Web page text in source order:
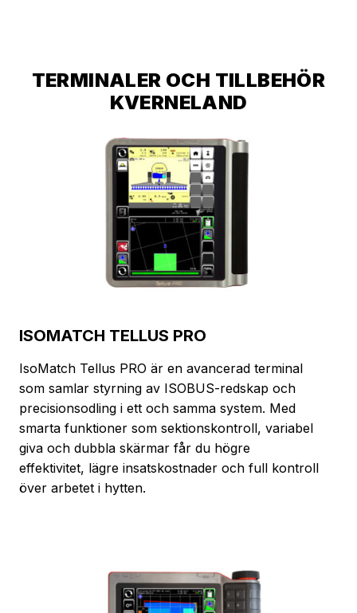
TERMINALER OCH TILLBEHÖR
KVERNELAND
ISOMATCH TELLUS PRO
IsoMatch Tellus PRO är en avancerad terminal
som samlar styrning av ISOBUS-redskap och
precisionsodling i ett och samma system. Med
smarta funktioner som sektionskontroll, variabel
giva och dubbla skärmar får du högre
effektivitet, lägre insatskostnader och full kontroll
över arbetet i hytten.